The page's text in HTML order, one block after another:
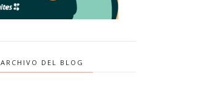
ARCHIVO DEL BLOG